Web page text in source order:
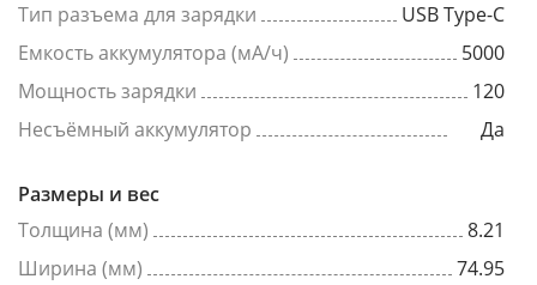
Тип разъема для зарядки
USB Type-C
Емкость аккумулятора (мА/ч)
5000
Мощность зарядки
120
Несъёмный аккумулятор
Да
Размеры и вес
Толщина (мм)
8.21
Ширина (мм)
74.95